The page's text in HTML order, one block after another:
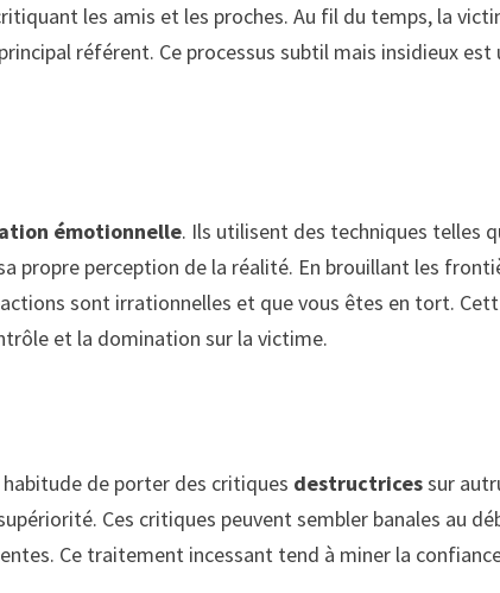
les amis et les proches. Au fil du temps, la
référent. Ce processus subtil mais insidieux est
émotionnelle. Ils utilisent des techniques telles
propre perception de la réalité. En brouillant les
sont irrationnelles et que vous êtes en tort.
et la domination sur la victime.
de porter des critiques destructricessur
Ces critiques peuvent sembler banales au
Ce traitement incessant tend à miner la